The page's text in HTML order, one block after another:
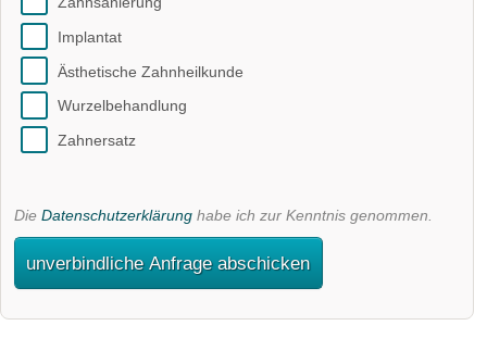
Implantat
Ästhetische Zahnheilkunde
Wurzelbehandlung
Zahnersatz
Die Datenschutzerklärung habe ich zur Kenntnis genommen.
unverbindliche Anfrage abschicken